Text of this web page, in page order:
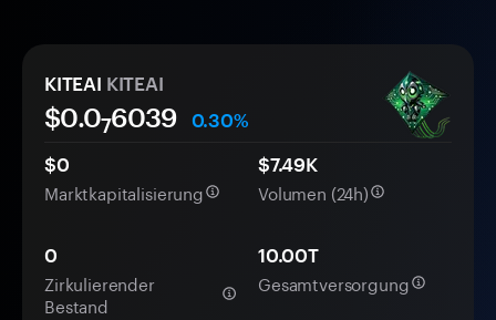
KITEAI KITEAI
$0.076039
0.30%
$0
Marktkapitalisierung
$7.49K
Volumen (24h)
0
Zirkulierender
Bestand
10.00T
Gesamtversorgung